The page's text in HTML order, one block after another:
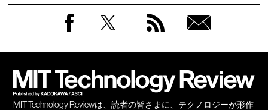
MIT Technology Reviewは、読者の皆さまに、テクノロジーが形作